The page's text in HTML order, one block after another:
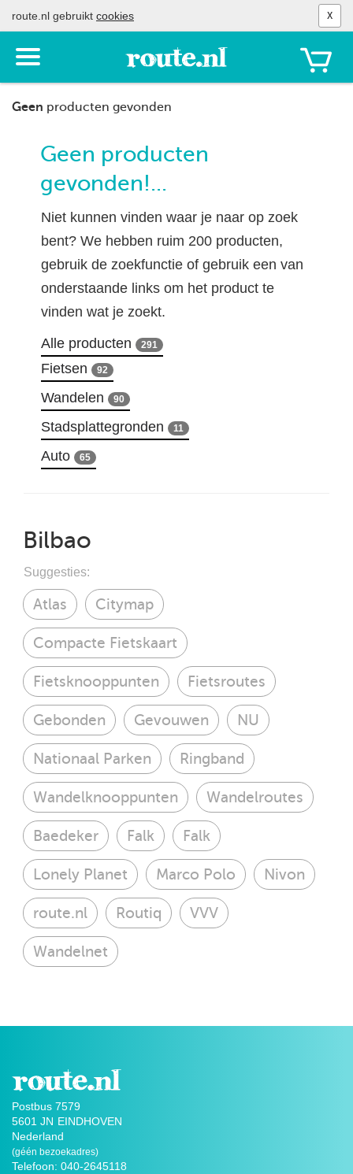
route.nl gebruikt cookies X
Toon
het
menu
Geen producten gevonden
Geen producten
gevonden!...
Niet kunnen vinden waar je naar op zoek
bent? We hebben ruim 200 producten,
gebruik de zoekfunctie of gebruik een van
onderstaande links om het product te
vinden wat je zoekt.
Alle producten 291
Fietsen 92
Wandelen 90
Stadsplattegronden 11
Auto 65
Bilbao
Suggesties:
Atlas Citymap
Compacte Fietskaart
Fietsknooppunten Fietsroutes
Gebonden Gevouwen NU
Nationaal Parken Ringband
Wandelknooppunten Wandelroutes
Baedeker Falk Falk
Lonely Planet Marco Polo Nivon
route.nl Routiq VVV
Wandelnet
Postbus 7579
5601 JN EINDHOVEN
Nederland
(géén bezoekadres)
Telefoon: 040-2645118